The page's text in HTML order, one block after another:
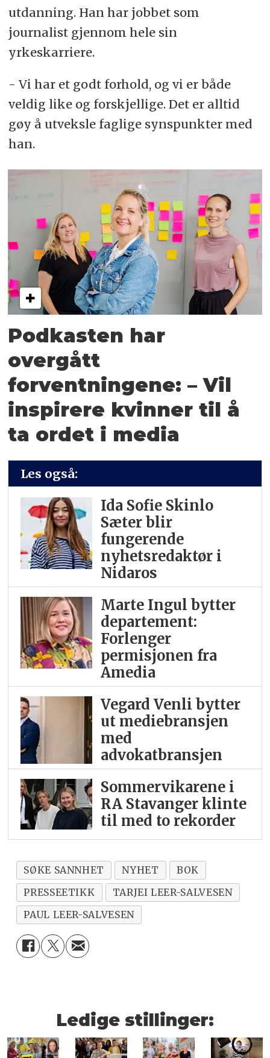
utdanning. Han har jobbet som
journalist gjennom hele sin
yrkeskarriere.
- Vi har et godt forhold, og vi er både
veldig like og forskjellige. Det er alltid
gøy å utveksle faglige synspunkter med
han.
Podkasten har
overgått
forventningene: – Vil
inspirere kvinner til å
ta ordet i media
Les også:
Ida Sofie Skinlo
Sæter blir
fungerende
nyhetsredaktør i
Nidaros
Marte Ingul bytter
departement:
Forlenger
permisjonen fra
Amedia
Vegard Venli bytter
ut mediebransjen
med
advokatbransjen
Sommervikarene i
RA Stavanger klinte
til med to rekorder
SØKE SANNHET NYHET
BOK
PRESSEETIKK
TARJEI LEER-SALVESEN
PAUL LEER-SALVESEN
Ledige stillinger: